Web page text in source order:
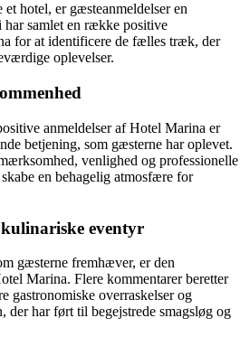
hotel, er gæsteanmeldelser en
samlet en række positive
for at identificere de fælles træk, der
oplevelser.
anmeldelser af Hotel Marina er
betjening, som gæsterne har oplevet.
venlighed og professionelle
en behagelig atmosfære for
eventyr
gæsterne fremhæver, er den
Marina. Flere kommentarer beretter
gastronomiske overraskelser og
der har ført til begejstrede smagsløg og